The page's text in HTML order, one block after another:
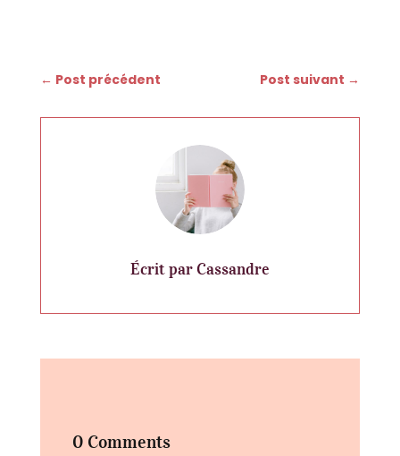
← Post précédent Post suivant →
Écrit par Cassandre
0 Comments